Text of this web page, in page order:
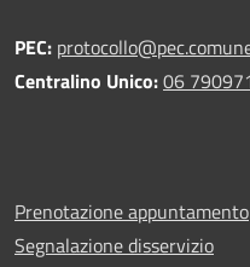
PEC:
Centralino Unico:06
Prenotazione appuntamento
Segnalazione disservizio